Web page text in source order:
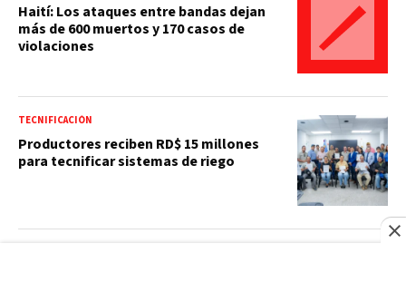
Haití: Los ataques entre bandas dejan
más de 600 muertos y 170 casos de
violaciones
TECNIFICACIÓN
Productores reciben RD$ 15 millones
para tecnificar sistemas de riego